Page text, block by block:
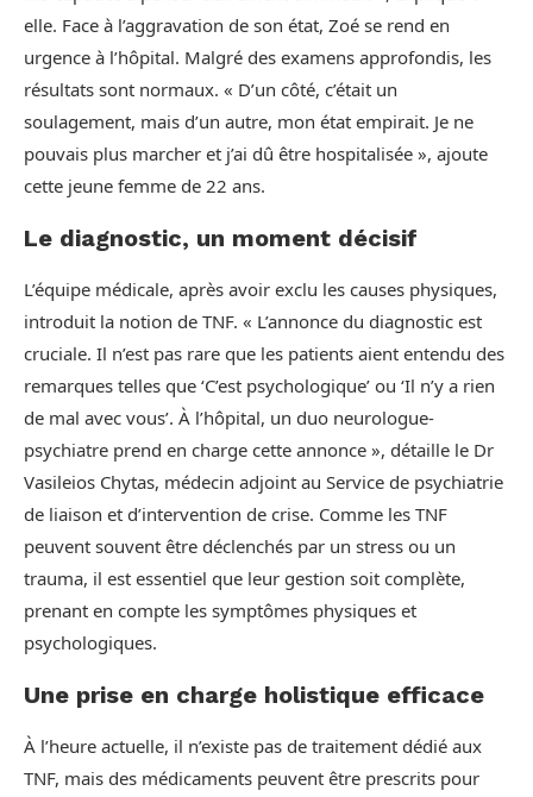
elle. Face à l’aggravation de son état, Zoé se rend en
urgence à l’hôpital. Malgré des examens approfondis, les
résultats sont normaux. « D’un côté, c’était un
soulagement, mais d’un autre, mon état empirait. Je ne
pouvais plus marcher et j’ai dû être hospitalisée », ajoute
cette jeune femme de 22 ans.
Le diagnostic, un moment décisif
L’équipe médicale, après avoir exclu les causes physiques,
introduit la notion de TNF. « L’annonce du diagnostic est
cruciale. Il n’est pas rare que les patients aient entendu des
remarques telles que ‘C’est psychologique’ ou ‘Il n’y a rien
de mal avec vous’. À l’hôpital, un duo neurologue-
psychiatre prend en charge cette annonce », détaille le Dr
Vasileios Chytas, médecin adjoint au Service de psychiatrie
de liaison et d’intervention de crise. Comme les TNF
peuvent souvent être déclenchés par un stress ou un
trauma, il est essentiel que leur gestion soit complète,
prenant en compte les symptômes physiques et
psychologiques.
Une prise en charge holistique efficace
À l’heure actuelle, il n’existe pas de traitement dédié aux
TNF, mais des médicaments peuvent être prescrits pour